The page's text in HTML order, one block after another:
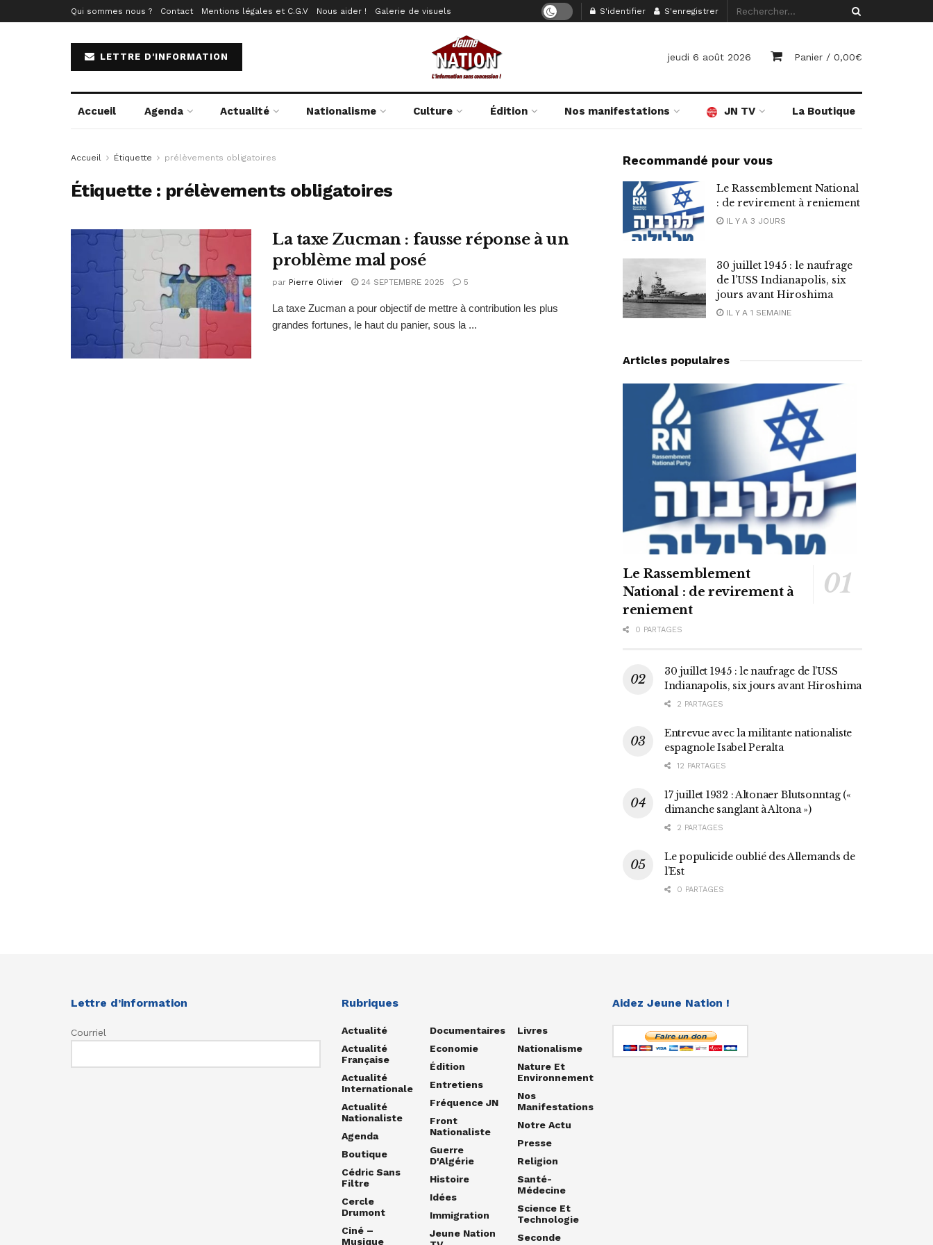
Qui sommes nous ? Contact Mentions légales et C.G.V Nous aider ! Galerie de visuels S'identifier S'enregistrer
LETTRE D'INFORMATION jeudi 6 août 2026 Panier / 0,00€
Accueil Agenda Actualité Nationalisme Culture Édition Nos manifestations JN TV La Boutique
Accueil Étiquette prélèvements obligatoires
Étiquette : prélèvements obligatoires
La taxe Zucman : fausse réponse à un
problème mal posé
par Pierre Olivier 24 SEPTEMBRE 2025 5
La taxe Zucman a pour objectif de mettre à contribution les plus
grandes fortunes, le haut du panier, sous la ...
Recommandé pour vous
Le Rassemblement National
: de revirement à reniement
IL Y A 3 JOURS
30 juillet 1945 : le naufrage
de l’USS Indianapolis, six
jours avant Hiroshima
IL Y A 1 SEMAINE
Articles populaires
Le Rassemblement
National : de revirement à
reniement
0 PARTAGES
30 juillet 1945 : le naufrage de l’USS
Indianapolis, six jours avant Hiroshima
2 PARTAGES
Entrevue avec la militante nationaliste
espagnole Isabel Peralta
12 PARTAGES
17 juillet 1932 : Altonaer Blutsonntag («
dimanche sanglant à Altona »)
2 PARTAGES
Le populicide oublié des Allemands de
l’Est
0 PARTAGES
Lettre d’information
Courriel
Rubriques
Actualité
Actualité
Française
Actualité
Internationale
Actualité
Nationaliste
Agenda
Boutique
Cédric Sans
Filtre
Cercle
Drumont
Ciné –
Musique
Documentaires
Economie
Édition
Entretiens
Fréquence JN
Front
Nationaliste
Guerre
D'Algérie
Histoire
Idées
Immigration
Jeune Nation
Livres
Nationalisme
Nature Et
Environnement
Nos
Manifestations
Notre Actu
Presse
Religion
Santé-
Médecine
Science Et
Technologie
Seconde
Aidez Jeune Nation !